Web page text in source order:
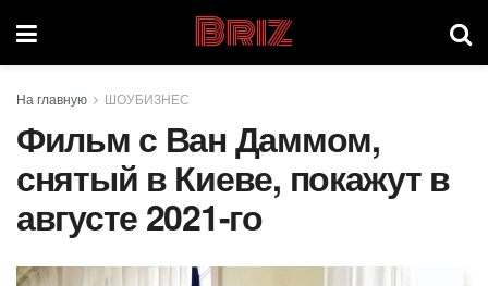
Briz
На главную ШОУБИЗНЕС
Фильм с Ван Даммом,
снятый в Киеве, покажут в
августе 2021-го